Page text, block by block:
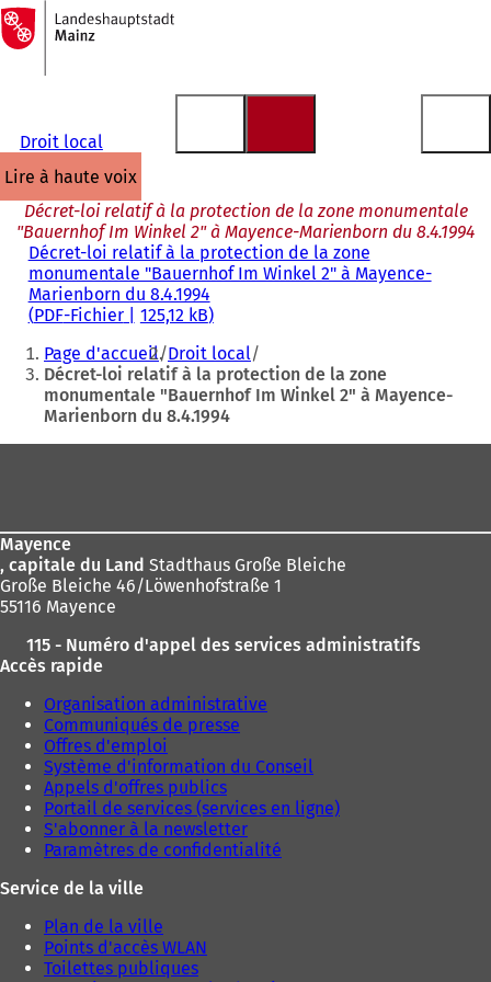
Accéder au contenu
Vers
la
page
d'accueil
Droit local
lire à haute voix
Décret-loi relatif à la protection de la zone monumentale
"Bauernhof Im Winkel 2" à Mayence-Marienborn du 8.4.1994
Décret-loi relatif à la protection de la zone
monumentale "Bauernhof Im Winkel 2" à Mayence-
Marienborn du 8.4.1994
PDF-Fichier 125,12 kB
Vous
êtes
Page d'accueil Droit local
Décret-loi relatif à la protection de la zone
monumentale "Bauernhof Im Winkel 2" à Mayence-
Marienborn du 8.4.1994
Mayence
, capitale du Land Stadthaus Große Bleiche
Große Bleiche 46/Löwenhofstraße 1
55116 Mayence
115 - Numéro d'appel des services administratifs
Accès rapide
Organisation administrative
Communiqués de presse
Offres d'emploi
Système d'information du Conseil
Appels d'offres publics
Portail de services (services en ligne)
S'abonner à la newsletter
Paramètres de confidentialité
Service de la ville
Plan de la ville
Points d'accès WLAN
Toilettes publiques